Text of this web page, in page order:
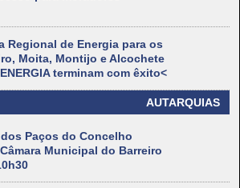
Regional de Energia para os
Moita, Montijo e Alcochete
terminam com êxito<
AUTARQUIAS
Paços do Concelho
Municipal do Barreiro